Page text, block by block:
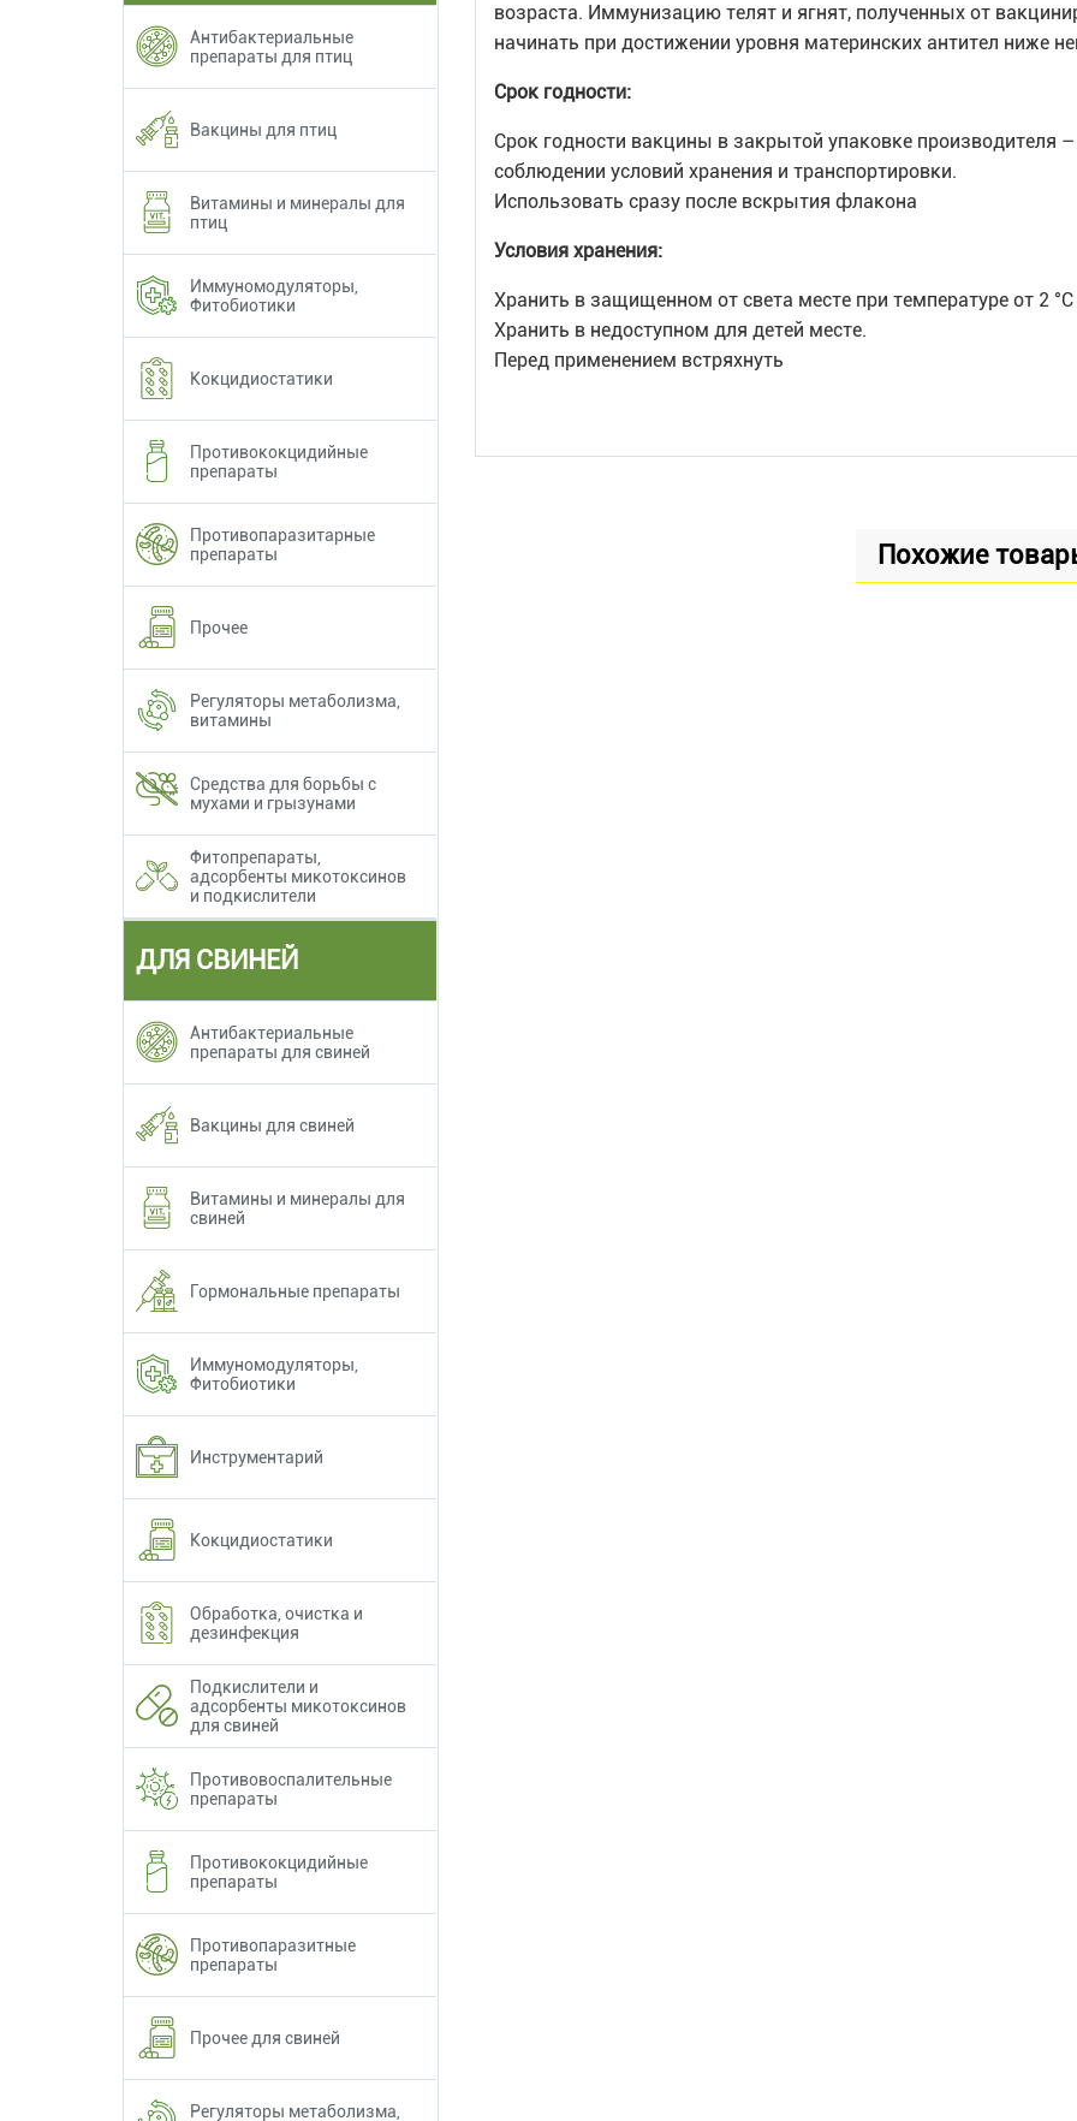
возраста. Иммунизацию телят и ягнят, полученных от
начинать при достижении уровня материнских антител ниже
Срок годности:
Срок годности вакцины в закрытой упаковке производителя
соблюдении условий хранения и транспортировки.
Использовать сразу после вскрытия флакона
Условия хранения:
Хранить в защищенном от света месте при температуре от 2
Хранить в недоступном для детей месте.
Перед применением встряхнуть
Похожие
Антибактериальные
препараты для птиц
Вакцины для птиц
Витамины и минералы для
птиц
Иммуномодуляторы,
Фитобиотики
Кокцидиостатики
Противококцидийные
препараты
Противопаразитарные
препараты
Прочее
Регуляторы метаболизма,
витамины
Средства для борьбы с
мухами и грызунами
Фитопрепараты,
адсорбенты микотоксинов
и подкислители
ДЛЯ СВИНЕЙ
Антибактериальные
препараты для свиней
Вакцины для свиней
Витамины и минералы для
свиней
Гормональные препараты
Иммуномодуляторы,
Фитобиотики
Инструментарий
Кокцидиостатики
Обработка, очистка и
дезинфекция
Подкислители и
адсорбенты микотоксинов
для свиней
Противовоспалительные
препараты
Противококцидийные
препараты
Противопаразитные
препараты
Прочее для свиней
Регуляторы метаболизма,